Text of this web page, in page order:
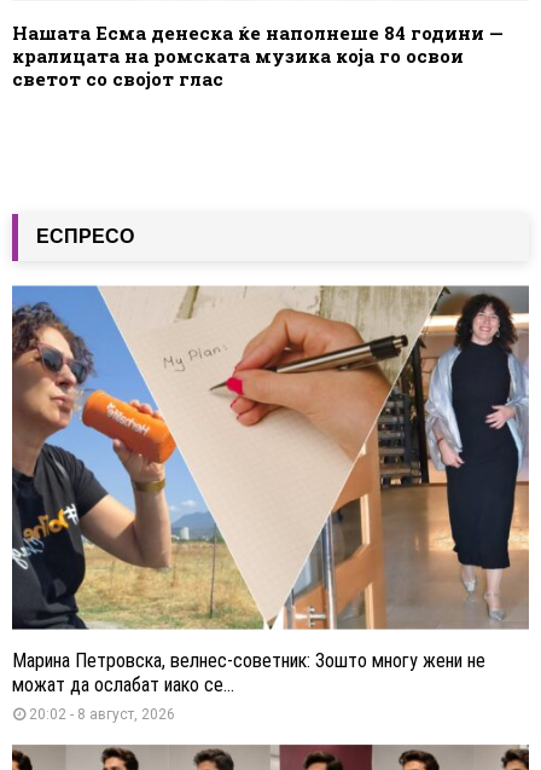
Нашата Есма денеска ќе наполнеше 84 години —
кралицата на ромската музика која го освои
светот со својот глас
ЕСПРЕСО
Марина Петровска, велнес-советник: Зошто многу жени не
можат да ослабат иако се...
20:02 - 8 август, 2026